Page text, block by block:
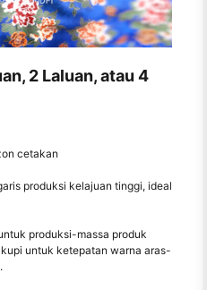
2 Laluan, atau 4
cetakan
produksi kelajuan tinggi, ideal
produksi-massa produk
untuk ketepatan warna aras-